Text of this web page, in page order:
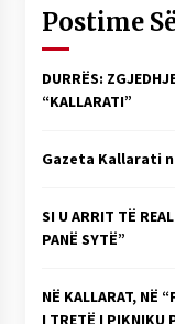
Gazeta Kallarati nr.
28/01/2026
Mbi kockat e
Gazeta Kallarati nr.
Faksimilet e një 83
04/10/2025
Postime
DURRËS:
“KALLARATI”
Gazeta Kallarati
SI U ARRIT TË
PANË SYTË”
NË KALLARAT, NË
I TRETË I PIKNIKU